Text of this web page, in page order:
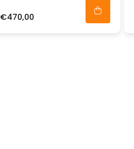
€470,00